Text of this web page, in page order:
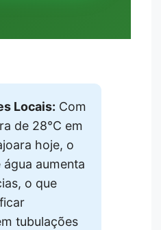
Locais: Com
de 28°C em
hoje, o
aumenta
o que
tubulações